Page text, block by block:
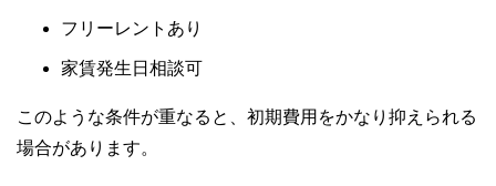
フリーレントあり
家賃発生日相談可
このような条件が重なると、初期費用をかなり抑えられる
場合があります。